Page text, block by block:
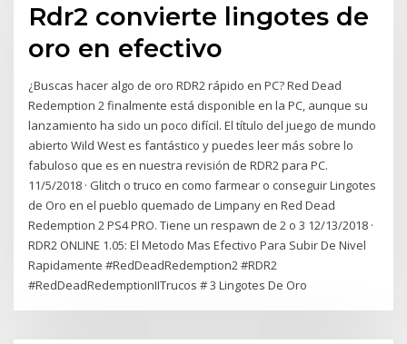
Rdr2 convierte lingotes de
oro en efectivo
¿Buscas hacer algo de oro RDR2 rápido en PC? Red Dead
Redemption 2 finalmente está disponible en la PC, aunque su
lanzamiento ha sido un poco difícil. El título del juego de mundo
abierto Wild West es fantástico y puedes leer más sobre lo
fabuloso que es en nuestra revisión de RDR2 para PC.
11/5/2018 · Glitch o truco en como farmear o conseguir Lingotes
de Oro en el pueblo quemado de Limpany en Red Dead
Redemption 2 PS4 PRO. Tiene un respawn de 2 o 3 12/13/2018 ·
RDR2 ONLINE 1.05: El Metodo Mas Efectivo Para Subir De Nivel
Rapidamente #RedDeadRedemption2 #RDR2
#RedDeadRedemptionIITrucos # 3 Lingotes De Oro